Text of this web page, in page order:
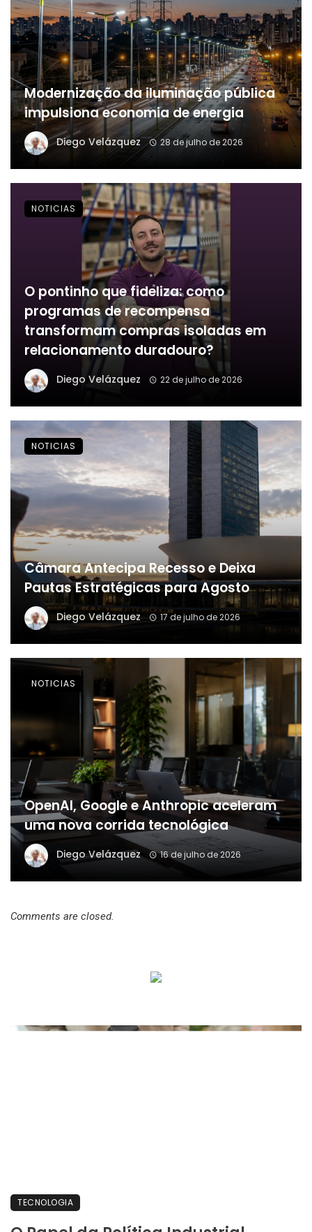
Modernização da iluminação pública
impulsiona economia de energia
Diego Velázquez 28 de julho de 2026
O pontinho que fideliza: como
programas de recompensa
transformam compras isoladas em
relacionamento duradouro?
Diego Velázquez 22 de julho de 2026
NOTICIAS
Câmara Antecipa Recesso e Deixa
Pautas Estratégicas para Agosto
Diego Velázquez 17 de julho de 2026
NOTICIAS
OpenAI, Google e Anthropic aceleram
uma nova corrida tecnológica
Diego Velázquez 16 de julho de 2026
NOTICIAS
Comments are closed.
TECNOLOGIA